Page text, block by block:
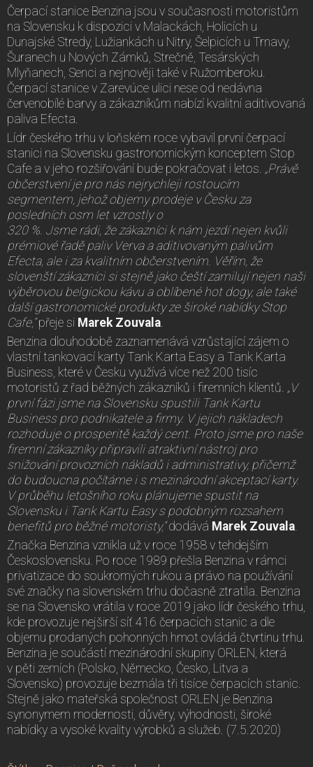
Čerpací stanice Benzina jsou v současnosti motoristům
na Slovensku k dispozici v Malackách, Holicích u
Dunajské Stredy, Lužiankách u Nitry, Šelpicích u Trnavy,
Šuranech u Nových Zámků, Strečně, Tesárských
Mlyňanech, Senci a nejnověji také v Ružomberoku.
Čerpací stanice v Zarevúce ulici nese od nedávna
červenobílé barvy a zákazníkům nabízí kvalitní aditivovaná
paliva Efecta.
Lídr českého trhu v loňském roce vybavil první čerpací
stanici na Slovensku gastronomickým konceptem Stop
Cafe a v jeho rozšiřování bude pokračovat i letos. „Právě
občerstvení je pro nás nejrychleji rostoucím
segmentem, jehož objemy prodeje v Česku za
posledních osm let vzrostly o
320 %. Jsme rádi, že zákazníci k nám jezdí nejen kvůli
prémiové řadě paliv Verva a aditivovaným palivům
Efecta, ale i za kvalitním občerstvením. Věřím, že
slovenští zákazníci si stejně jako čeští zamilují nejen naši
výběrovou belgickou kávu a oblíbené hot dogy, ale také
další gastronomické produkty ze široké nabídky Stop
Cafe,“přeje si Marek Zouvala
Benzina dlouhodobě zaznamenává vzrůstající zájem o
vlastní tankovací karty Tank Karta Easy a Tank Karta
Business, které v Česku využívá více než 200 tisíc
motoristů z řad běžných zákazníků i firemních klientů. „V
první fázi jsme na Slovensku spustili Tank Kartu
Business pro podnikatele a firmy. V jejich nákladech
rozhoduje o prosperitě každý cent. Proto jsme pro naše
firemní zákazníky připravili atraktivní nástroj pro
snižování provozních nákladů i administrativy, přičemž
do budoucna počítáme i s mezinárodní akceptací karty.
V průběhu letošního roku plánujeme spustit na
Slovensku i Tank Kartu Easy s podobným rozsahem
benefitů pro běžné motoristy,“dodává Marek Zouvala
Značka Benzina vznikla už v roce 1958 v tehdejším
Československu. Po roce 1989 přešla Benzina v rámci
privatizace do soukromých rukou a právo na používání
své značky na slovenském trhu dočasně ztratila. Benzina
se na Slovensko vrátila v roce 2019 jako lídr českého trhu,
kde provozuje nejširší síť 416 čerpacích stanic a dle
objemu prodaných pohonných hmot ovládá čtvrtinu trhu.
Benzina je součástí mezinárodní skupiny ORLEN, která
v pěti zemích (Polsko, Německo, Česko, Litva a
Slovensko) provozuje bezmála tři tisíce čerpacích stanic.
Stejně jako mateřská společnost ORLEN je Benzina
synonymem modernosti, důvěry, výhodnosti, široké
nabídky a vysoké kvality výrobků a služeb. (7.5.2020)